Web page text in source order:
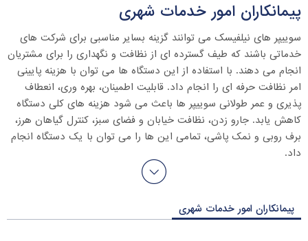
پیمانکاران امور خدمات شهری
سوییپر های نیلفیسک می توانند گزینه بسایر مناسبی برای شرکت های
خدماتی باشند که طیف گسترده ای از نظافت و نگهداری را برای مشتریان
انجام می دهند. با استفاده از این دستگاه ها می توان با هزینه پایینی
امر نظافت حرفه ای را انجام داد. قابلیت اطمینان، بهره وری، انعطاف
پذیری و عمر طولانی سوییپر ها باعث می شود هزینه های کلی دستگاه
کاهش یابد. جارو زدن، نظافت خیابان و فضای سبز، کنترل گیاهان هرز،
برف روبی و نمک پاشی، تمامی این ها را می توان با یک دستگاه انجام
داد.
این دستگاه ها برای تمامی فصول در طی سال کاربرد دارند و برای جمع
پیمانکاران امور خدمات شهری